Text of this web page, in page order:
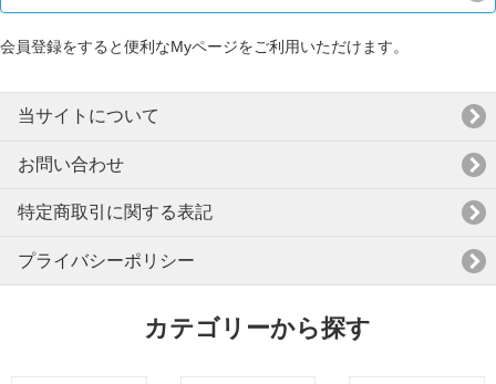
会員登録をすると便利なMyページをご利用いただけます。
当サイトについて
お問い合わせ
特定商取引に関する表記
プライバシーポリシー
カテゴリーから探す